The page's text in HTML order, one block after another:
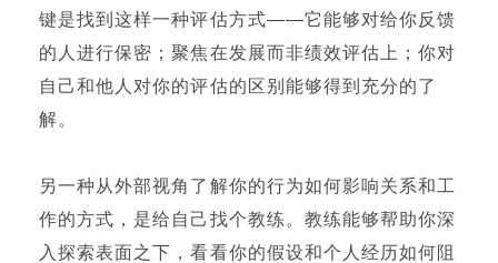
键是找到这样一种评估方式——它能够对给你反馈
的人进行保密；聚焦在发展而非绩效评估上；你对
自己和他人对你的评估的区别能够得到充分的了
解。
另一种从外部视角了解你的行为如何影响关系和工
作的方式，是给自己找个教练。教练能够帮助你深
入探索表面之下，看看你的假设和个人经历如何阻